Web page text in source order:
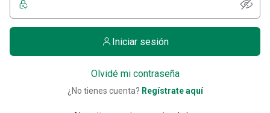
Iniciar sesión
Olvidé mi contraseña
¿No tienes cuenta? Regístrate aquí